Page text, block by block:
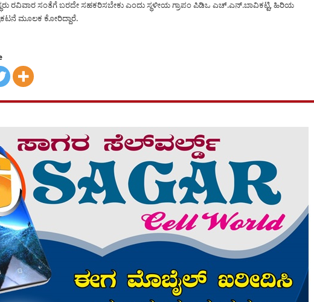
ರವಿವಾರ ಸಂತೆಗೆ ಬರದೇ ಸಹಕರಿಸಬೇಕು ಎಂದು ಸ್ಥಳೀಯ ಗ್ರಾಪಂ ಪಿಡಿಒ ಎಚ್.ಎನ್.ಬಾವಿಕಟ್ಟಿ, ಹಿರಿಯ
ಮೂಲಕ ಕೋರಿದ್ದಾರೆ.